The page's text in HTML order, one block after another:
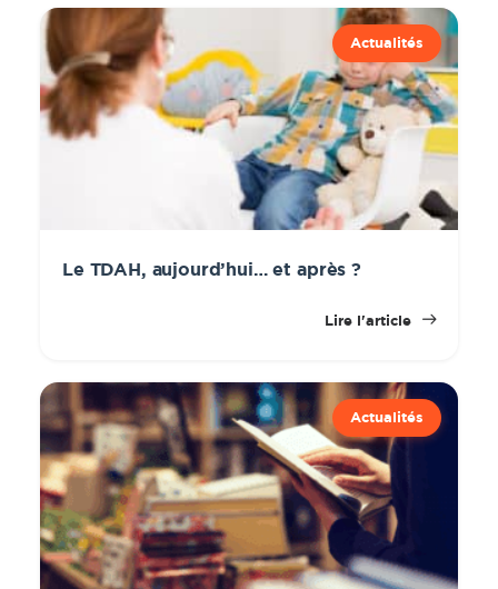
Actualités
Le TDAH, aujourd’hui… et après ?
Lire l'article
Actualités